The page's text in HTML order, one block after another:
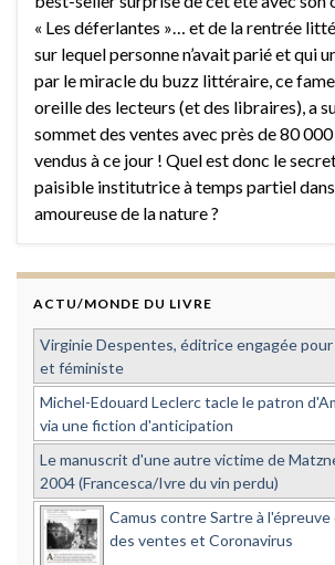
« Les déferlantes »… et de la rentrée
sur lequel personne n’avait parié et qui
par le miracle du buzz littéraire, ce
oreille des lecteurs (et des libraires), a
sommet des ventes avec près de 80
vendus à ce jour ! Quel est donc le
paisible institutrice à temps partiel dans
amoureuse de la nature ?
ACTU/MONDE DU LIVRE
Virginie Despentes, éditrice engagée
et féministe
Michel-Edouard Leclerc tacle le patron
via une fiction d'anticipation
Le manuscrit d'une autre victime de
2004 (Francesca/Ivre du vin perdu)
Camus contre Sartre à
des ventes et Coronavirus